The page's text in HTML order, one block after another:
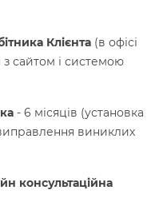
Клієнта (в офісі
з сайтом і системою
- 6 місяців (установка
виниклих
консультаційна